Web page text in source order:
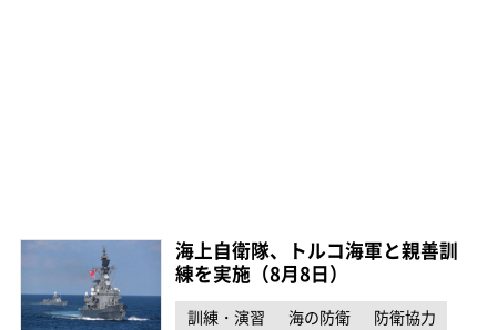
海上自衛隊、トルコ海軍と親善訓
練を実施（8月8日）
訓練・演習 海の防衛 防衛協力